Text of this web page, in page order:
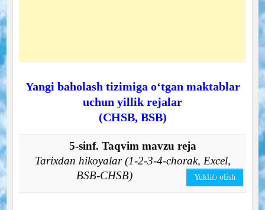
Yangi baholash tizimiga o‘tgan maktablar
uchun yillik rejalar
(CHSB, BSB)
5-sinf. Taqvim mavzu reja
Tarixdan hikoyalar (1-2-3-4-chorak, Excel,
BSB-CHSB)
Yuklab olish